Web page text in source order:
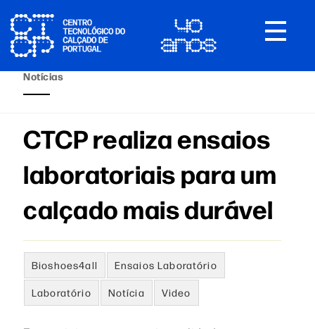
Toggle
Notícias
CTCP realiza ensaios
laboratoriais para um
calçado mais durável
Bioshoes4all Ensaios Laboratório
Laboratório Notícia Video